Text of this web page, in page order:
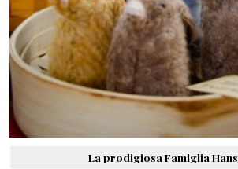
La prodigiosa Famiglia Hans